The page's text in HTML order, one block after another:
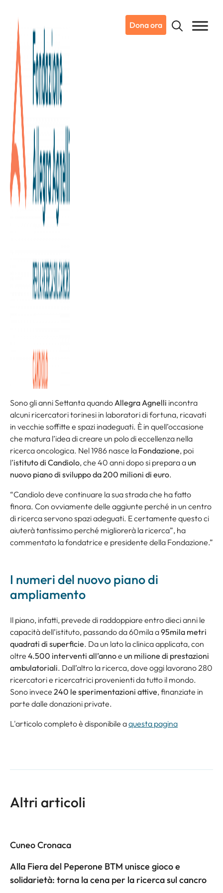
Dona ora
12/06/2026
Dicono di noi
La Fondazione Allegra Agnelli
lancia un piano da 200 milioni
per ampliare Candiolo entro il
2035
Sono gli anni Settanta quandoAllegra Agnelli incontra
alcuni ricercatori torinesi in laboratori di fortuna, ricavati
in vecchie soffitte e spazi inadeguati. È in quell’occasione
che matura l’idea di creare un polo di eccellenza nella
ricerca oncologica. Nel 1986 nasce la Fondazione, poi
l’istituto di Candiolo, che 40 anni dopo si prepara aun
nuovo piano di sviluppo da 200 milioni di euro.
“Candiolo deve continuare la sua strada che ha fatto
finora. Con ovviamente delle aggiunte perché in un centro
di ricerca servono spazi adeguati. E certamente questo ci
aiuterà tantissimo perché migliorerà la ricerca”, ha
commentato la fondatrice e presidente della Fondazione.”
I numeri del nuovo piano di
ampliamento
Il piano, infatti, prevede di raddoppiare entro dieci anni le
capacità dell’istituto, passando da 60mila a95mila metri
quadrati di superficie. Da un lato la clinica applicata, con
oltre 4.500 interventi all’annoe un milione di prestazioni
ambulatoriali. Dall’altro la ricerca, dove oggi lavorano 280
ricercatori e ricercatrici provenienti da tutto il mondo.
Sono invece 240 le sperimentazioni attive, finanziate in
parte dalle donazioni private.
L'articolo completo è disponibile aquesta pagina
Altri articoli
Cuneo Cronaca
Alla Fiera del Peperone BTM unisce gioco e
solidarietà: torna la cena per la ricerca sul cancro